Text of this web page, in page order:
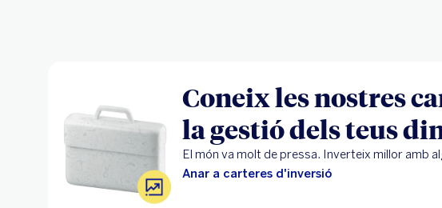
Coneix les nostres
la gestió dels teus
El món va molt de pressa. Inverteix millor amb
Anar a carteres d'inversió